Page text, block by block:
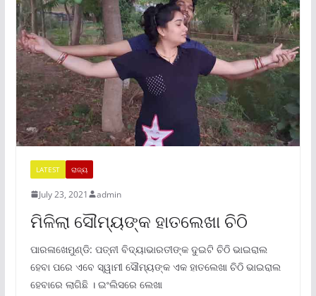
LATEST ରାଜ୍ୟ
July 23, 2021 admin
ମିଳିଲା ସୌମ୍ୟଙ୍କ ହାତଲେଖା ଚିଠି
ପାରଳାଖେମୁଣ୍ଡି: ପତ୍ନୀ ବିଦ୍ୟାଭାରତୀଙ୍କ ଦୁଇଟି ଚିଠି ଭାଇରାଲ
ହେବା ପରେ ଏବେ ସ୍ୱାମୀ ସୌମ୍ୟଙ୍କ ଏକ ହାତଲେଖା ଚିଠି ଭାଇରାଲ
ହେବାରେ ଲାଗିଛି । ଇଂଲିସରେ ଲେଖା